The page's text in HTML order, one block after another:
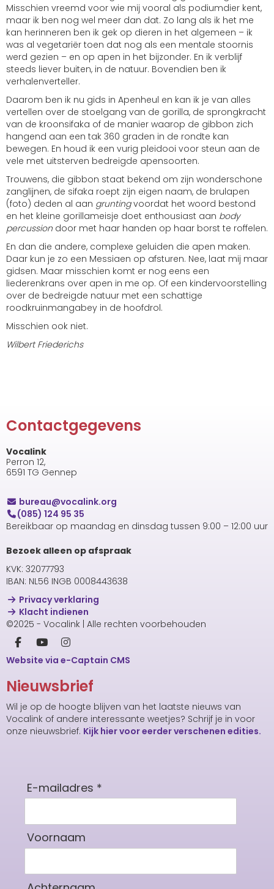
Misschien vreemd voor wie mij vooral als podiumdier kent,
maar ik ben nog wel meer dan dat. Zo lang als ik het me
kan herinneren ben ik gek op dieren in het algemeen – ik
was al vegetariër toen dat nog als een mentale stoornis
werd gezien – en op apen in het bijzonder. En ik verblijf
steeds liever buiten, in de natuur. Bovendien ben ik
verhalenverteller.
Daarom ben ik nu gids in Apenheul en kan ik je van alles
vertellen over de stoelgang van de gorilla, de sprongkracht
van de kroonsifaka of de manier waarop de gibbon zich
hangend aan een tak 360 graden in de rondte kan
bewegen. En houd ik een vurig pleidooi voor steun aan de
vele met uitsterven bedreigde apensoorten.
Trouwens, die gibbon staat bekend om zijn wonderschone
zanglijnen, de sifaka roept zijn eigen naam, de brulapen
(foto) deden al aan gruntingvoordat het woord bestond
en het kleine gorillameisje doet enthousiast aan body
percussion door met haar handen op haar borst te roffelen.
En dan die andere, complexe geluiden die apen maken.
Daar kun je zo een Messiaen op afsturen. Nee, laat mij maar
gidsen. Maar misschien komt er nog eens een
liederenkrans over apen in me op. Of een kindervoorstelling
over de bedreigde natuur met een schattige
roodkruinmangabey in de hoofdrol.
Misschien ook niet.
Wilbert Friederichs
Contactgegevens
Vocalink
Perron 12,
6591 TG Gennep
uaerub@vocalink.org
(085) 124 95 35
Bereikbaar op maandag en dinsdag tussen 9:00 – 12:00 uur
Bezoek alleen op afspraak
KVK: 32077793
IBAN: NL56 INGB 0008443638
Privacy verklaring
Klacht indienen
©2025 - Vocalink | Alle rechten voorbehouden
Website via e-Captain CMS
Nieuwsbrief
Wil je op de hoogte blijven van het laatste nieuws van
Vocalink of andere interessante weetjes? Schrijf je in voor
onze nieuwsbrief. Kijk hier voor eerder verschenen edities.
E-mailadres *
Voornaam